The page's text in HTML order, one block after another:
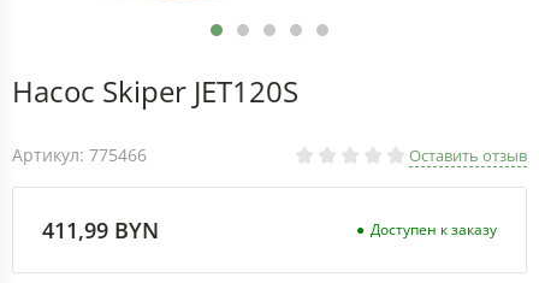
Насос Skiper JET120S
Артикул: 775466 Оставить отзыв
411,99 BYN Доступен к заказу